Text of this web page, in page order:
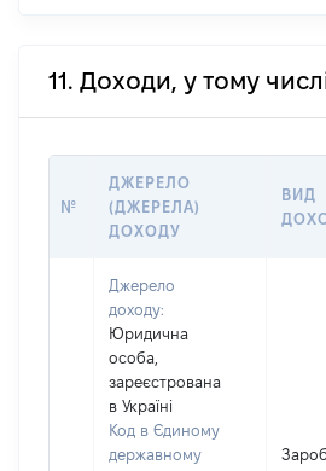
11. Доходи, у тому
№
ДЖЕРЕЛО
(ДЖЕРЕЛА)
ДОХОДУ
ВИД
Джерело
доходу:
Юридична
особа,
зареєстрована
в Україні
Код в Єдиному
державному